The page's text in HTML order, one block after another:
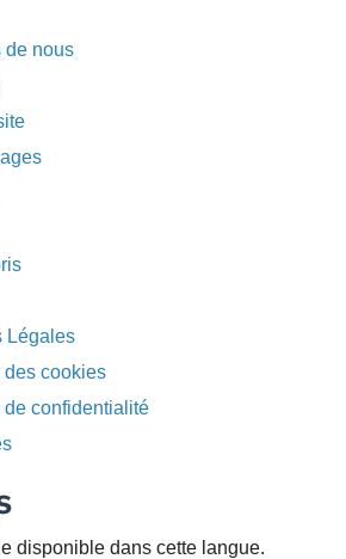
de nous
Légales
des cookies
de confidentialité
disponible dans cette langue.